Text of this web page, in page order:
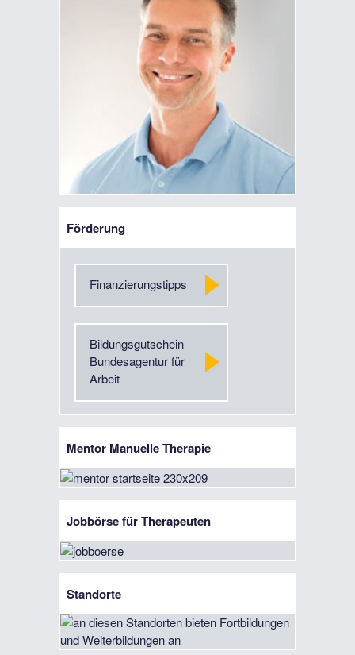
Förderung
Finanzierungstipps
Bildungsgutschein
Bundesagentur für
Arbeit
Mentor Manuelle Therapie
Jobbörse für Therapeuten
Standorte